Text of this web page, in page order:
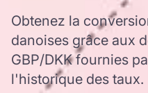
Obtenez la
danoises grâce aux
GBP/DKK fournies
l'historique des taux.